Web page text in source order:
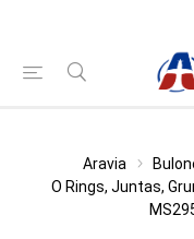
Aravia
O Rings, Juntas,